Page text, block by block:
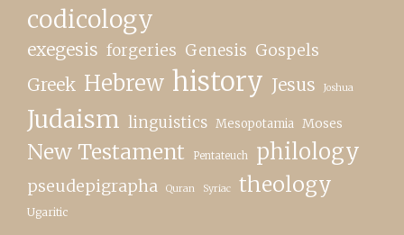
codicology
exegesis forgeries Genesis Gospels
Greek Hebrew history Jesus Joshua
Judaism linguistics Mesopotamia Moses
New Testament Pentateuch philology
pseudepigrapha Quran Syriac theology
Ugaritic